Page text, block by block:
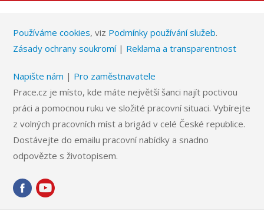
Používáme cookies, viz Podmínky používání služeb.
Zásady ochrany soukromí| Reklama a transparentnost
Napište nám | Pro zaměstnavatele
Prace.cz je místo, kde máte největší šanci najít poctivou
práci a pomocnou ruku ve složité pracovní situaci. Vybírejte
z volných pracovních míst a brigád v celé České republice.
Dostávejte do emailu pracovní nabídky a snadno
odpovězte s životopisem.